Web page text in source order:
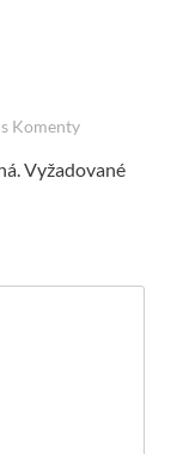
Komenty
Vyžadované